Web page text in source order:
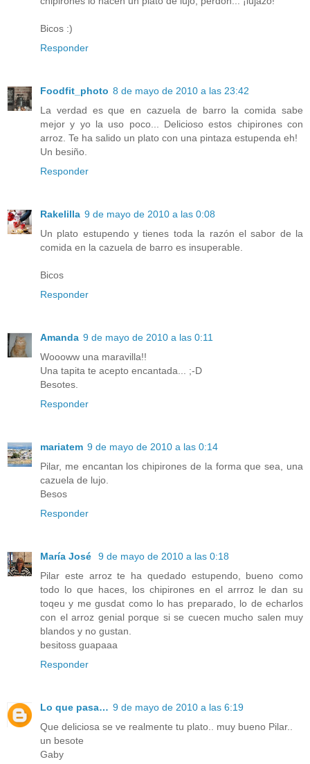
Bicos :)
Responder
Foodfit_photo 8 de mayo de 2010 a las 23:42
La verdad es que en cazuela de barro la comida sabe
mejor y yo la uso poco... Delicioso estos chipirones con
arroz. Te ha salido un plato con una pintaza estupenda eh!
Un besiño.
Responder
Rakelilla 9 de mayo de 2010 a las 0:08
Un plato estupendo y tienes toda la razón el sabor de la
comida en la cazuela de barro es insuperable.
Bicos
Responder
Amanda 9 de mayo de 2010 a las 0:11
Woooww una maravilla!!
Una tapita te acepto encantada... ;-D
Besotes.
Responder
mariatem 9 de mayo de 2010 a las 0:14
Pilar, me encantan los chipirones de la forma que sea, una
cazuela de lujo.
Besos
Responder
María José
9 de mayo de 2010 a las 0:18
Pilar este arroz te ha quedado estupendo, bueno como
todo lo que haces, los chipirones en el arrroz le dan su
toqeu y me gusdat como lo has preparado, lo de echarlos
con el arroz genial porque si se cuecen mucho salen muy
blandos y no gustan.
besitoss guapaaa
Responder
Lo que pasa… 9 de mayo de 2010 a las 6:19
Que deliciosa se ve realmente tu plato.. muy bueno Pilar..
un besote
Gaby